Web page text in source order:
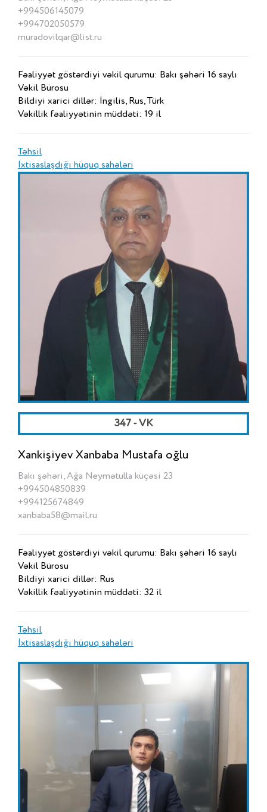
+994506145079
+994702050579
muradovilqar@list.ru
Fəaliyyət göstərdiyi vəkil qurumu: Bakı şəhəri 16 saylı
Vəkil Bürosu
Bildiyi xarici dillər: İngilis, Rus, Türk
Vəkillik fəaliyyətinin müddəti: 19 il
Təhsil
İxtisaslaşdığı hüquq sahələri
347 - VK
Xankişiyev Xanbaba Mustafa oğlu
Bakı şəhəri, Ağa Neymətulla küçəsi 23
+994504850839
+994125674849
xanbaba58@mail.ru
Fəaliyyət göstərdiyi vəkil qurumu: Bakı şəhəri 16 saylı
Vəkil Bürosu
Bildiyi xarici dillər: Rus
Vəkillik fəaliyyətinin müddəti: 32 il
Təhsil
İxtisaslaşdığı hüquq sahələri